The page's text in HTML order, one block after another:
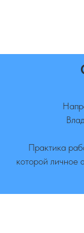
Практика
которой личное